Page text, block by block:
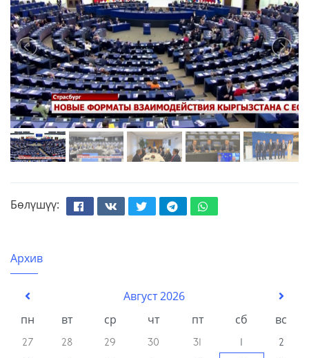
Бөлүшүү:
FacebookВконтактеТвиттерТелеграмWhatsapp
Архив
Август 2026
пн
вт ср чт пт сб вс
27 28 29 30 31 1
2